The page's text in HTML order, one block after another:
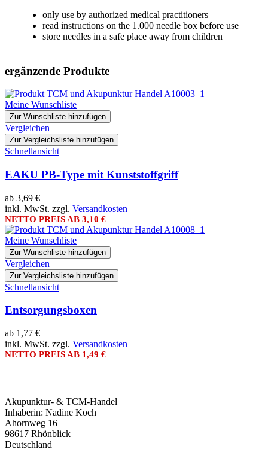
only use by authorized medical practitioners
read instructions on the 1.000 needle box before use
store needles in a safe place away from children
ergänzende Produkte
Meine Wunschliste
Zur Wunschliste hinzufügen
Vergleichen
Zur Vergleichsliste hinzufügen
Schnellansicht
EAKU PB-Type mit Kunststoffgriff
ab 3,69 €
inkl. MwSt. zzgl. Versandkosten
NETTO PREIS AB 3,10 €
Meine Wunschliste
Zur Wunschliste hinzufügen
Vergleichen
Zur Vergleichsliste hinzufügen
Schnellansicht
Entsorgungsboxen
ab 1,77 €
inkl. MwSt. zzgl. Versandkosten
NETTO PREIS AB 1,49 €
Akupunktur- & TCM-Handel
Inhaberin: Nadine Koch
Ahornweg 16
98617 Rhönblick
Deutschland